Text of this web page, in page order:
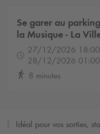
Se garer au
la Musique - La
27/12/2026
28/12/2026 01:00
8 minutes
Idéal pour vos sorties,